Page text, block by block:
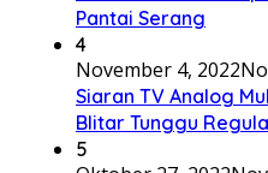
Pantai Serang
4
November 4, 2022
Siaran TV Analog
Blitar Tunggu
5